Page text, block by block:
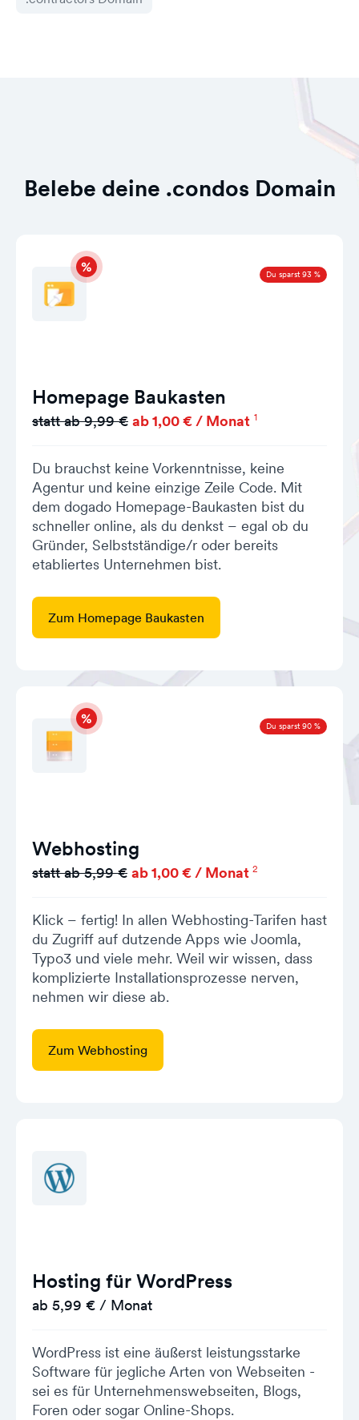
Belebe deine .condos Domain
Du sparst 93 %
Homepage Baukasten
statt ab 9,99 € ab 1,00 € / Monat 1
Du brauchst keine Vorkenntnisse, keine
Agentur und keine einzige Zeile Code. Mit
dem dogado Homepage-Baukasten bist du
schneller online, als du denkst – egal ob du
Gründer, Selbstständige/r oder bereits
etabliertes Unternehmen bist.
Zum Homepage Baukasten
Du sparst 90 %
Webhosting
statt ab 5,99 € ab 1,00 € / Monat 2
Klick – fertig! In allen Webhosting-Tarifen hast
du Zugriff auf dutzende Apps wie Joomla,
Typo3 und viele mehr. Weil wir wissen, dass
komplizierte Installationsprozesse nerven,
nehmen wir diese ab.
Zum Webhosting
Hosting für WordPress
ab 5,99 € / Monat
WordPress ist eine äußerst leistungsstarke
Software für jegliche Arten von Webseiten -
sei es für Unternehmenswebseiten, Blogs,
Foren oder sogar Online-Shops.